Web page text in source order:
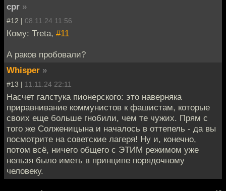
cpr »
#12 | 08.11.24 11:56
Кому: Treta, #11
А раков пробовали?
Whisper »
#13 | 11.11.24 22:11
Насчет галстука пионерского: это наверняка
приравнивание коммунистов к фашистам, которые
своих еще больше гнобили, чем те чужих. Прям с
того же Солженицына и началось в оттепель - да вы
посмотрите на советские лагеря! Ну и, конечно,
потом всё, ничего общего с ЭТИМ режимом уже
нельзя было иметь в принципе порядочному
человеку.